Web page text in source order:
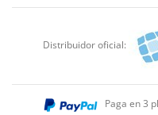
Distribuidor oficial:
Paga en 3